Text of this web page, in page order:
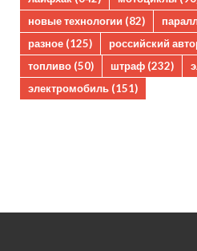
новые технологии (82)
разное (125) российский
топливо (50) штраф (232)
электромобиль (151)